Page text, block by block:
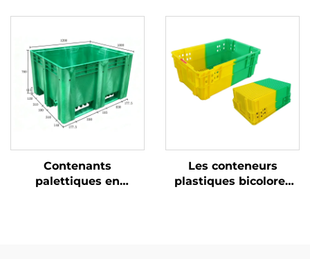
pour une logistique et
pour une logistique et
Contenants
palettiques en
Les conteneurs
plastiques bicolores